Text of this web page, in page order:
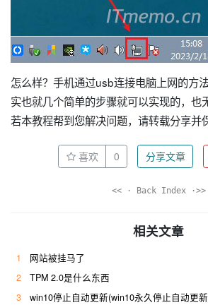
怎么样？手机通过usb连接电脑上网的方
实也就几个简单的步骤就可以实现的，也
若本教程帮到您解决问题，请转载分享并
喜欢 0 分享文章
<< · Back Index ·>>
相关文章
1
网站被挂马了
2
TPM 2.0是什么东西
3
win10停止自动更新(win10永久停止自动更